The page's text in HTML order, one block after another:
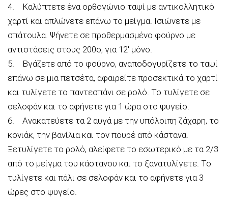
4. Καλύπτετε ένα ορθογώνιο ταψί με αντικολλητικό
χαρτί και απλώνετε επάνω το μείγμα. Ισιώνετε με
σπάτουλα. Ψήνετε σε προθερμασμένο φούρνο με
αντιστάσεις στους 200ο, για 12′ μόνο.
5. Βγάζετε από το φούρνο, αναποδογυρίζετε το ταψί
επάνω σε μια πετσέτα, αφαιρείτε προσεκτικά το χαρτί
και τυλίγετε το παντεσπάνι σε ρολό. Το τυλίγετε σε
σελοφάν και το αφήνετε για 1 ώρα στο ψυγείο.
6. Ανακατεύετε τα 2 αυγά με την υπόλοιπη ζάχαρη, το
κονιάκ, την βανίλια και τον πουρέ από κάστανα.
Ξετυλίγετε το ρολό, αλείφετε το εσωτερικό με τα 2/3
από το μείγμα του κάστανου και το ξανατυλίγετε. Το
τυλίγετε και πάλι σε σελοφάν και το αφήνετε για 3
ώρες στο ψυγείο.